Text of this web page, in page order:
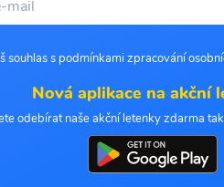
souhlas s podmínkami zpracování
Nová aplikace na akční
odebírat naše akční letenky zdarma